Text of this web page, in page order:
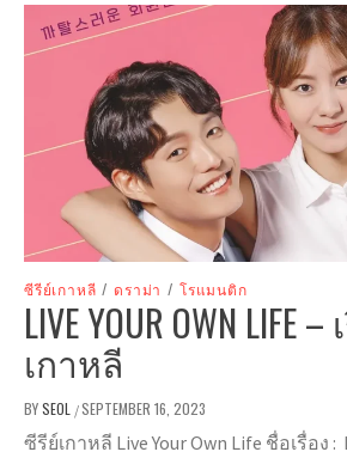
ซีรีย์เกาหลี / ดราม่า / โรแมนติก
LIVE YOUR OWN LIFE
เกาหลี
BYSEOL /SEPTEMBER 16, 2023
ซีรีย์เกาหลี Live Your Own Life ชื่อเรื่อง :